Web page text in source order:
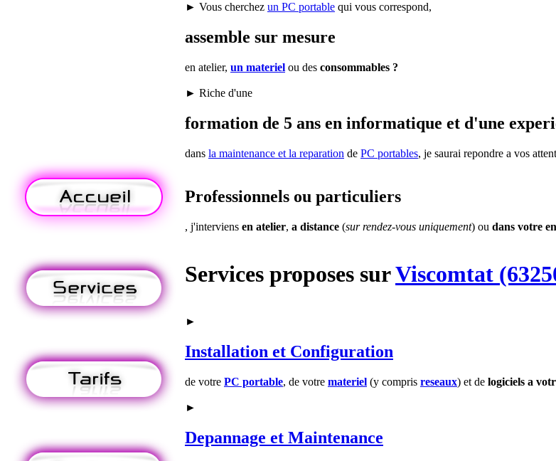
► Vous cherchez un PC portable qui vous correspond,
assemble sur mesure
en atelier, un materiel ou des consommables ?
► Riche d'une
formation de 5 ans en informatique et d'une
dans la maintenance et la reparation de PC portables, je saurai repondre a vos
Professionnels ou particuliers
, j'interviens en atelier, a distance (sur rendez-vous uniquement) ou dans votre
Services proposes surViscomtat
►
Installation et Configuration
de votre PC portable, de votre materiel (y compris reseaux) et de logiciels a
►
Depannage et Maintenance